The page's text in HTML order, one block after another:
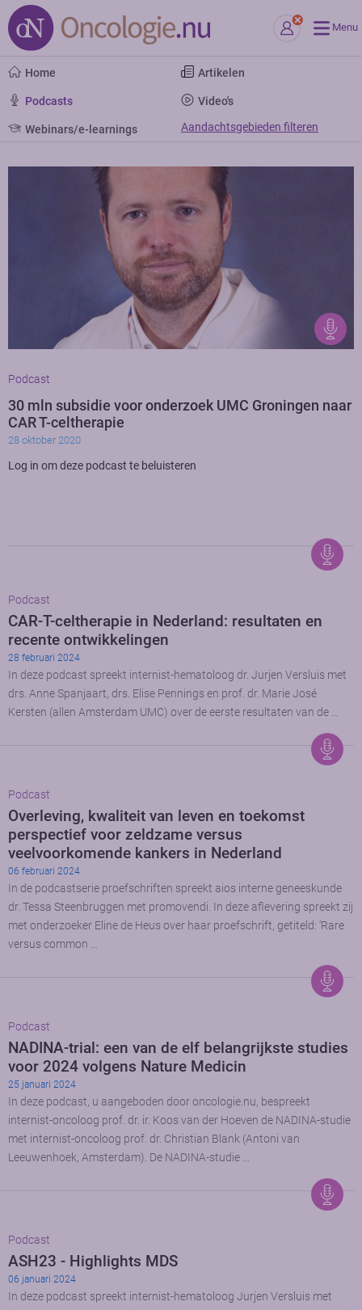
Menu
Home Artikelen
Podcasts Video's
Webinars/e-learnings Aandachtsgebieden filteren
Podcast
30 mln subsidie voor onderzoek UMC Groningen naar
CAR T-celtherapie
28 oktober 2020
Log in om deze podcast te beluisteren
Podcast
CAR-T-celtherapie in Nederland: resultaten en
recente ontwikkelingen
28 februari 2024
In deze podcast spreekt internist-hematoloog dr. Jurjen Versluis met
drs. Anne Spanjaart, drs. Elise Pennings en prof. dr. Marie José
Kersten (allen Amsterdam UMC) over de eerste resultaten van de …
Podcast
Overleving, kwaliteit van leven en toekomst
perspectief voor zeldzame versus
veelvoorkomende kankers in Nederland
06 februari 2024
In de podcastserie proefschriften spreekt aios interne geneeskunde
dr. Tessa Steenbruggen met promovendi. In deze aflevering spreekt zij
met onderzoeker Eline de Heus over haar proefschrift, getiteld: ‘Rare
versus common …
Podcast
NADINA-trial: een van de elf belangrijkste studies
voor 2024 volgens Nature Medicin
25 januari 2024
In deze podcast, u aangeboden door oncologie.nu, bespreekt
internist-oncoloog prof. dr. ir. Koos van der Hoeven de NADINA-studie
met internist-oncoloog prof. dr. Christian Blank (Antoni van
Leeuwenhoek, Amsterdam). De NADINA-studie …
Podcast
ASH23 - Highlights MDS
06 januari 2024
In deze podcast spreekt internist-hematoloog Jurjen Versluis met